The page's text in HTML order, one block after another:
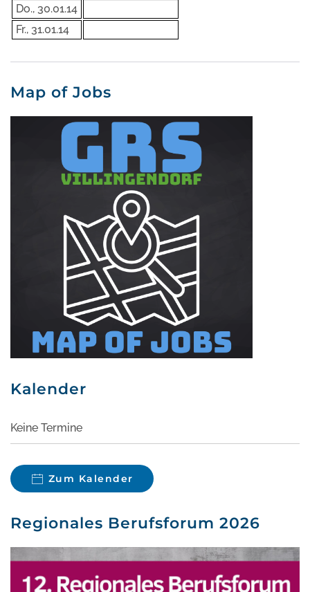
Do., 30.01.14
Fr., 31.01.14
Map of Jobs
Kalender
Keine Termine
Zum Kalender
Regionales Berufsforum 2026